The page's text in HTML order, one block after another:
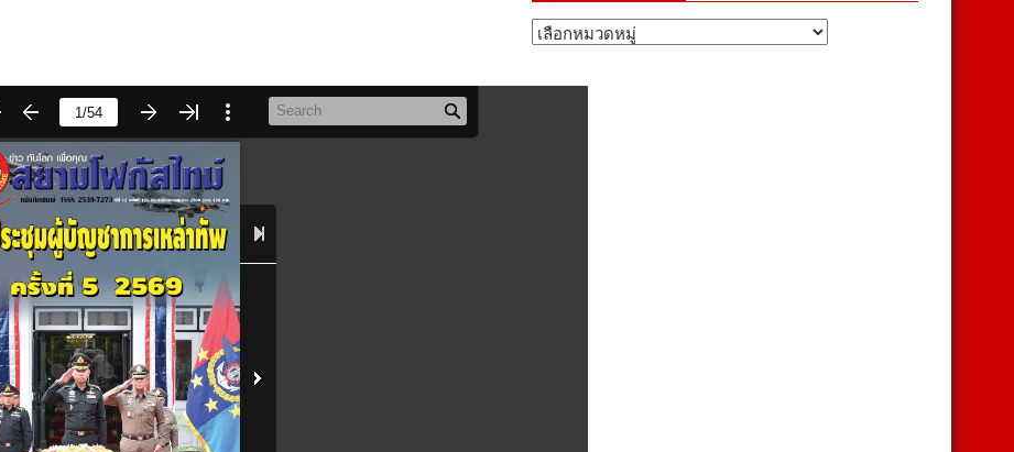
หมวด